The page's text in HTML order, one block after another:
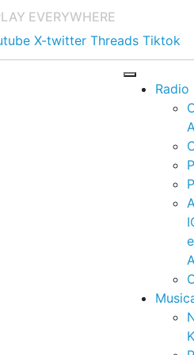
EVERYWHERE
X-twitter Threads Tiktok
Radio
e